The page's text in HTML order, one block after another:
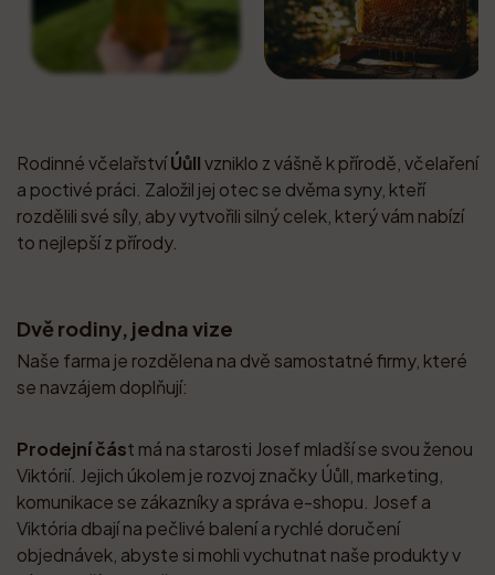
Rodinné včelařstvíÚůllvzniklo z vášně k přírodě, včelaření
a poctivé práci. Založil jej otec se dvěma syny, kteří
rozdělili své síly, aby vytvořili silný celek, který vám nabízí
to nejlepší z přírody.
Dvě rodiny, jedna vize
Naše farma je rozdělena na dvě samostatné firmy, které
se navzájem doplňují:
Prodejní část má na starosti Josef mladší se svou ženou
Viktórií. Jejich úkolem je rozvoj značky Úůll, marketing,
komunikace se zákazníky a správa e-shopu. Josef a
Viktória dbají na pečlivé balení a rychlé doručení
objednávek, abyste si mohli vychutnat naše produkty v